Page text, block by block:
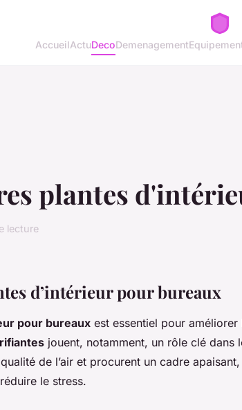
AccueilActuDecoDemenagement
plantes
lecture
d’intérieur pour bureaux
pour bureaux est essentiel pour améliorer
jouent, notamment, un rôle clé dans
de l’air et procurent un cadre
le stress.